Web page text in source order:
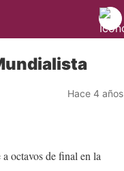
Hace 4 años
octavos de final en la